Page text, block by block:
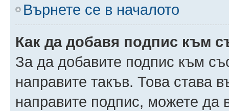
Върнете се в началото
Как да добавя подпис към
За да добавите подпис към
направите такъв. Това
направите подпис, можете да